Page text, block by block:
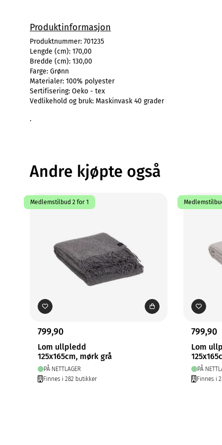
Produktinformasjon
Produktnummer: 701235
Lengde (cm): 170,00
Bredde (cm): 130,00
Farge: Grønn
Materialer: 100% polyester
Sertifisering: Oeko - tex
Vedlikehold og bruk: Maskinvask 40 grader
.
Andre kjøpte også
Medlemstilbud 2 for 1
799,90
Lom ullpledd
125x165cm, mørk grå
PÅ NETTLAGER
Finnes i 282 butikker
799,90
Lom
PÅ
Finnes i